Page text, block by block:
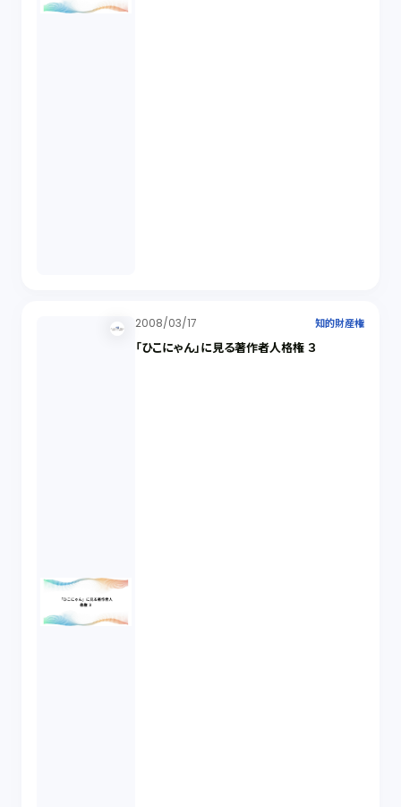
2008/03/17 知的財産権
「ひこにゃん」に見る著作者人格権 ３